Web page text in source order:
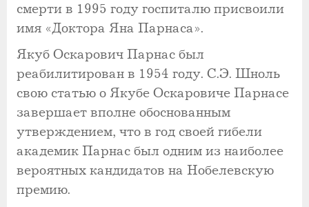
смерти в 1995 году госпиталю присвоили
имя «Доктора Яна Парнаса».
Якуб Оскарович Парнас был
реабилитирован в 1954 году. С.Э. Шноль
свою статью о Якубе Оскаровиче Парнасе
завершает вполне обоснованным
утверждением, что в год своей гибели
академик Парнас был одним из наиболее
вероятных кандидатов на Нобелевскую
премию.